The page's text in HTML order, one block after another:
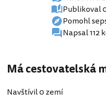
Publikoval
Pomohl
Napsal 112
Má cestovatelská
Navštívil 0 zemí